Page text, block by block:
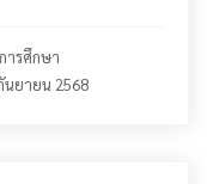
ารศึกษา
นยายน 2568